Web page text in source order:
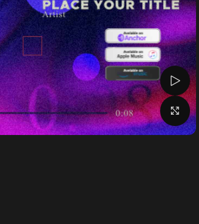
تماشای ویدئو
بزرگنمایی تصویر